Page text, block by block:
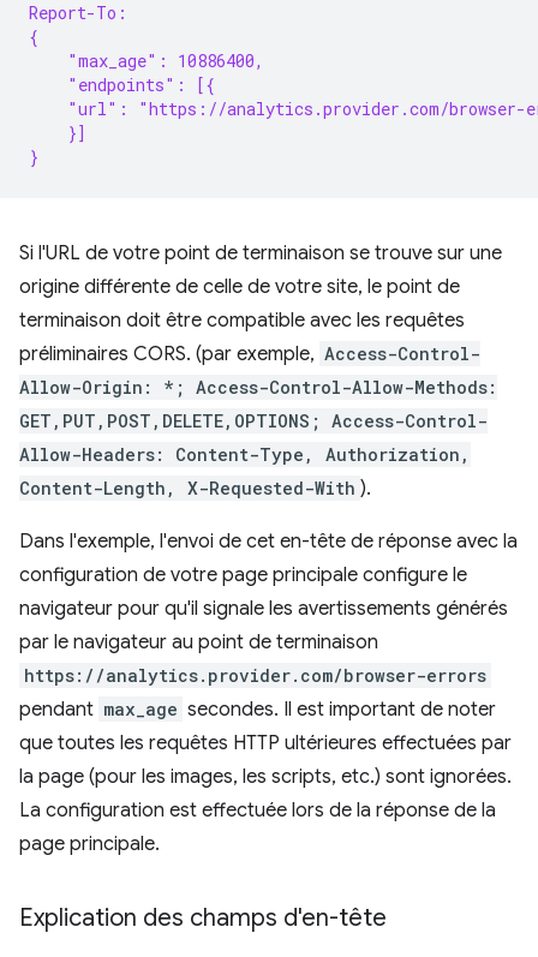
Report-To:
{
    "max_age": 10886400,
    "endpoints": [{
"url": "https://analytics.provider.com/browser-
    }]
}
Si l'URL de votre point de terminaison se trouve sur une
origine différente de celle de votre site, le point de
terminaison doit être compatible avec les requêtes
préliminaires CORS. (par exemple, Access-Control-
Allow-Origin: *; Access-Control-Allow-Methods:
GET,PUT,POST,DELETE,OPTIONS; Access-Control-
Allow-Headers: Content-Type, Authorization,
Content-Length, X-Requested-With ).
Dans l'exemple, l'envoi de cet en-tête de réponse avec la
configuration de votre page principale configure le
navigateur pour qu'il signale les avertissements générés
par le navigateur au point de terminaison
https://analytics.provider.com/browser-errors
pendant max_age secondes. Il est important de noter
que toutes les requêtes HTTP ultérieures effectuées par
la page (pour les images, les scripts, etc.) sont ignorées.
La configuration est effectuée lors de la réponse de la
page principale.
Explication des champs d'en-tête